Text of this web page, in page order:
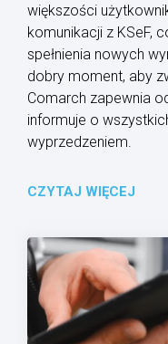
większości
komunikacji z KSeF,
spełnienia nowych
dobry moment, aby
Comarch zapewnia
informuje o
wyprzedzeniem.
CZYTAJ WIĘCEJ